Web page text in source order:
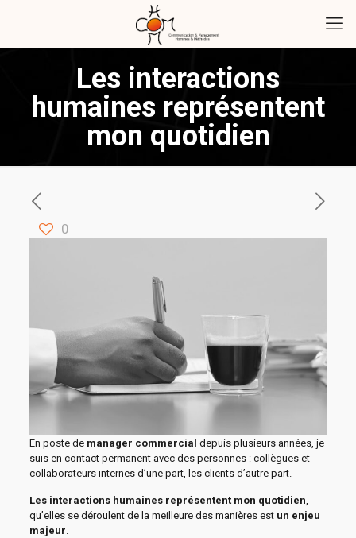
Les interactions
humaines représentent
mon quotidien
0
En poste de manager commercial depuis plusieurs années, je
suis en contact permanent avec des personnes : collègues et
collaborateurs internes d’une part, les clients d’autre part.
Les interactions humaines représentent mon quotidien,
qu’elles se déroulent de la meilleure des manières est un enjeu
majeur.